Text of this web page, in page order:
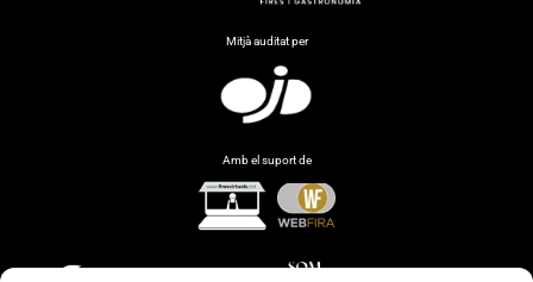
Mitjà auditat per
Amb el suport de